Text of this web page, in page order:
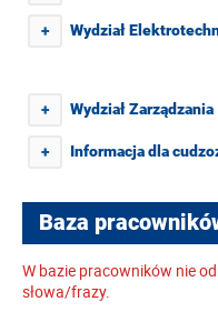
+ Wydział
+ Wydział Zarządzania
+ Informacja dla
Baza
W bazie pracowników nie
słowa/frazy.